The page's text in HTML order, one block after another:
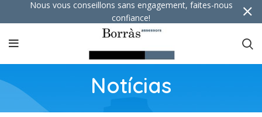
Notícias
Nous vous conseillons sans engagement, faites-nous
confiance!